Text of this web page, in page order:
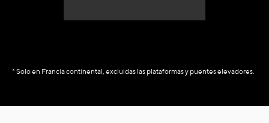
* Solo en Francia continental, excluidas las plataformas y puentes elevadores.